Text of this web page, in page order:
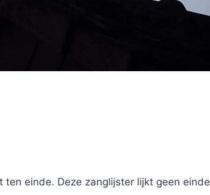
einde. Deze zanglijster lijkt geen einde